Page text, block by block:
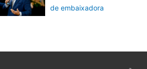
de embaixadora